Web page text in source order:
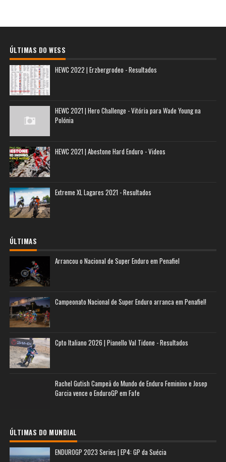
ÚLTIMAS DO WESS
HEWC 2022 | Erzbergrodeo - Resultados
HEWC 2021 | Hero Challenge - Vitória para Wade Young na
Polónia
HEWC 2021 | Abestone Hard Enduro - Videos
Extreme XL Lagares 2021 - Resultados
ÚLTIMAS
Arrancou o Nacional de Super Enduro em Penafiel
Campeonato Nacional de Super Enduro arranca em Penafiel!
Cpto Italiano 2026 | Pianello Val Tidone - Resultados
Rachel Gutish Campeã do Mundo de Enduro Feminino e Josep
Garcia vence o EnduroGP em Fafe
ÚLTIMAS DO MUNDIAL
ENDUROGP 2023 Series | EP4: GP da Suécia